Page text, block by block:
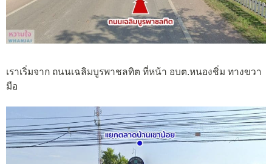
เราเริ่มจาก ถนนเฉลิมบูรพาชลทิต ที่หน้า อบต.หนองชิ่ม ทางขวา
มือ